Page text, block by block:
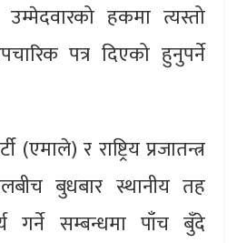
हकमा त्यस्तो
पत्र दिएको हुनुपर्ने
(एमाले) र राष्ट्रिय प्रजातन्त्र
बुधबार स्थानीय तह
गर्ने सम्बन्धमा पाँच बुँदे